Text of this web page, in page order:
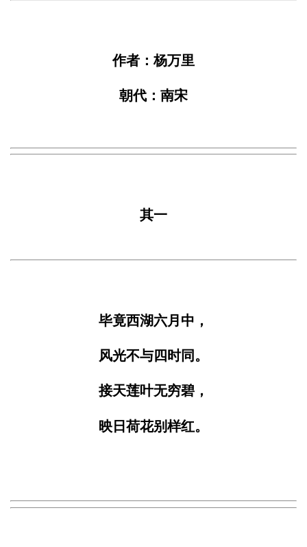
作者：杨万里
朝代：南宋
其一
毕竟西湖六月中，
风光不与四时同。
接天莲叶无穷碧，
映日荷花别样红。